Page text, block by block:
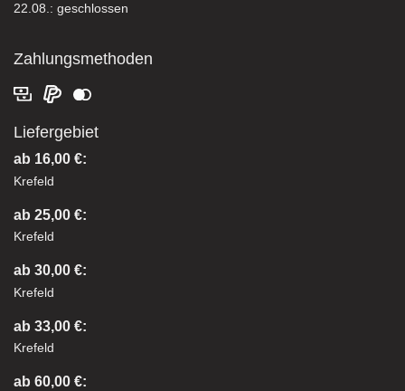
22.08.: geschlossen
Zahlungsmethoden
Liefergebiet
ab 16,00 €:
Krefeld
ab 25,00 €:
Krefeld
ab 30,00 €:
Krefeld
ab 33,00 €:
Krefeld
ab 60,00 €: